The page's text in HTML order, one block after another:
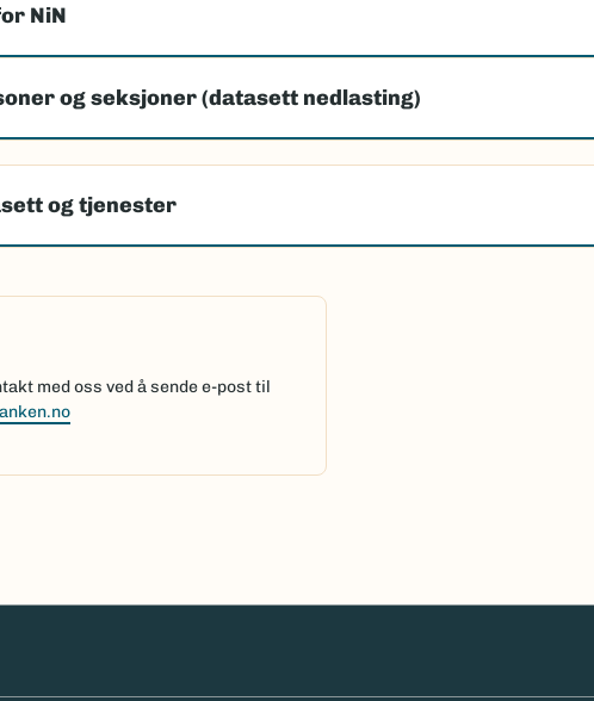
NiN
og seksjoner (datasett nedlasting)
og tjenester
med oss ved å sende e-post til